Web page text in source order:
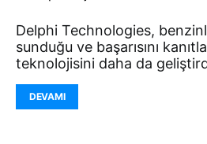
Delphi Technologies,
sunduğu ve başarısını
teknolojisini daha da
DEVAMI